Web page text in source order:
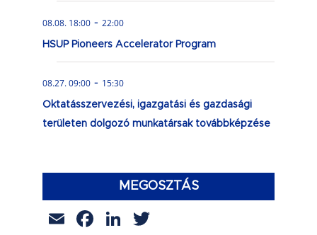
08.08. 18:00 - 22:00
HSUP Pioneers Accelerator Program
08.27. 09:00 - 15:30
Oktatásszervezési, igazgatási és gazdasági
területen dolgozó munkatársak továbbképzése
MEGOSZTÁS
EmailFacebook
LinkedIn